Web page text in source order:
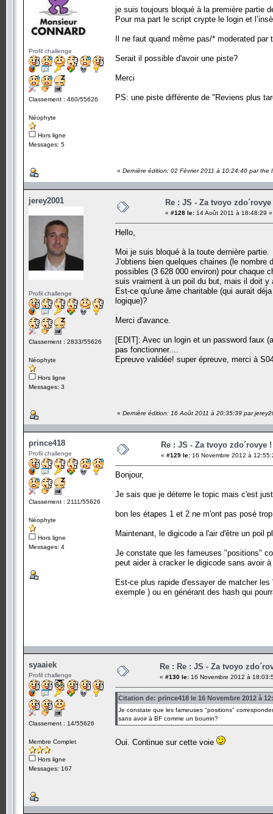
Profil challenge
Classement : 460/55626
Néophyte
Hors ligne
Messages: 5
je suis toujours bloqué à la première partie
Pour ma part le script crypte le login et
Il ne faut quand même pas/* moderated
Serait il possible d'avoir une piste?
Merci
PS: une piste différente de "Reviens plus
« Dernière édition: 02 Février 2011 à 10:24:40 par the
jerey2001
Profil challenge
Classement : 2833/55626
Néophyte
Hors ligne
Messages: 3
Re : JS - Za tvoyo zdo´rovye
« #128 le: 14 Août 2011 à 18:48:29 »
Hello,
Moi je suis bloqué à la toute dernière partie.
J'obtiens bien quelques chaines (le
possibles (3 628 000 environ) pour chaque
suis vraiment à un poil du but, mais il doit y
Est-ce qu'une âme charitable (qui aurait
logique)?
Merci d'avance.
[EDIT]: Avec un login et un password faux
pas fonctionner....
Epreuve validée! super épreuve, merci à
« Dernière édition: 16 Août 2011 à 20:35:39 par
prince418
Profil challenge
Classement : 2111/55626
Néophyte
Hors ligne
Messages: 4
Re : JS - Za tvoyo zdo´rovye !
« #129 le: 16 Novembre 2012 à
Bonjour,
Je sais que je déterre le topic mais c'est
bon les étapes 1 et 2 ne m'ont pas posé
Maintenant, le digicode a l'air d'être un poil
Je constate que les fameuses "positions"
peut aider à cracker le digicode sans avoir
Est-ce plus rapide d'essayer de matcher
exemple ) ou en générant des hash qui
syaaiek
Profil challenge
Classement : 14/55626
Membre Complet
Hors ligne
Messages: 167
Re : Re : JS - Za tvoyo
« #130 le: 16 Novembre 2012 à
Citation de: prince418 le 16 Novembre 2012 à
Je constate que les fameuses "positions"
sans avoir à BF comme un bourrin?
Oui. Continue sur cette voie